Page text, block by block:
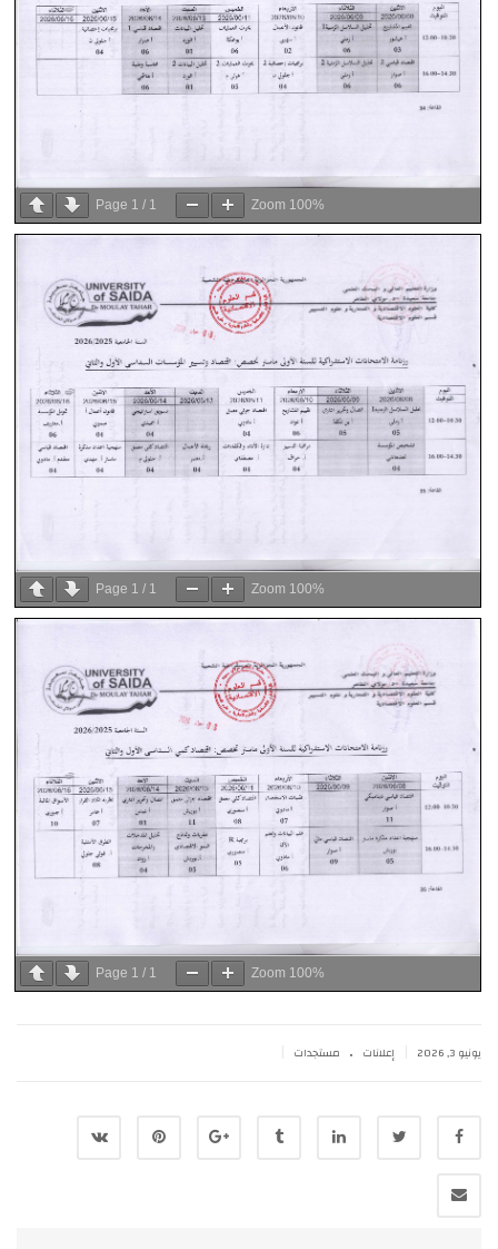
Page 1 / 1 Zoom 100%
Page 1 / 1 Zoom 100%
Page 1 / 1 Zoom 100%
يونيو 3, 2026 إعلانات . مستجدات